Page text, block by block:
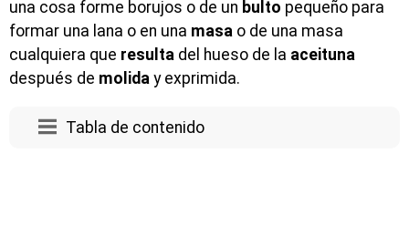
una cosa forme borujos o de un bulto pequeño para
formar una lana o en una masa o de una masa
cualquiera que resulta del hueso de la aceituna
después de molida y exprimida.
Tabla de contenido